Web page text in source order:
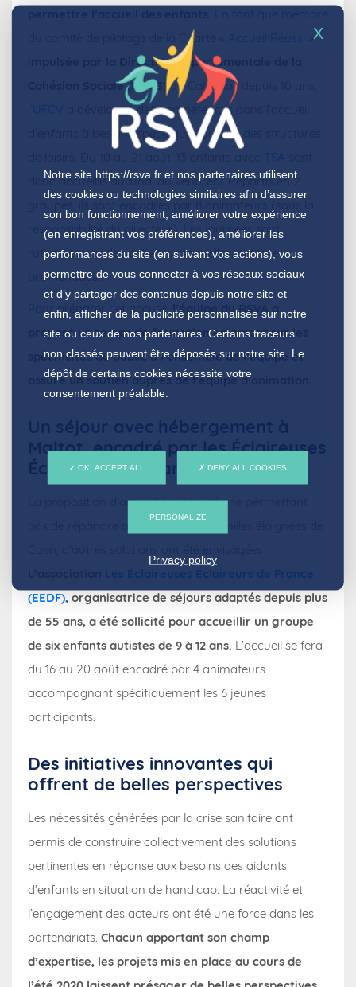
du comité de pilotage de la Charte «
Accueil Réussi
»
impulsée par la Direction Départementale de la
Cohésion Sociale (DDCS)du Calvados depuis 10 ans,
a développé des compétences dans l’accueil
d’enfants à besoins spécifiques au sein des structures
TSA
donc accueillis du lundi au vendredi. Répartis en 2
groupes, ils sont encadrés par 8 animateurs (sous la
responsabilité du directeur). Les journées sont
rythmées par des activités manuelles, petits jeux,
promenades…
Pour préparer cet accueil, l’équipe du RSVA a
proposé un temps de formation en amont sur les
spécificités du public à l’ensemble de l’équipe et
assure un soutien auprès de l’équipe d’animation.
Un séjour avec hébergement à
Maltot, encadré par les Éclaireuses
Éclaireurs de France
La proposition d’accueil à la journée ne permettant
Les Éclaireuses Éclaireurs de France
(EEDF), organisatrice de séjours adaptés depuis plus
de 55 ans, a été sollicité pour accueillir un groupe
de six enfants autistes de 9 à 12 ans. L’accueil se fera
du 16 au 20 août encadré par 4 animateurs
accompagnant spécifiquement les 6 jeunes
participants.
Des initiatives innovantes qui
offrent de belles perspectives
Les nécessités générées par la crise sanitaire ont
permis de construire collectivement des solutions
pertinentes en réponse aux besoins des aidants
d’enfants en situation de handicap. La réactivité et
l’engagement des acteurs ont été une force dans les
partenariats. Chacun apportant son champ
d’expertise, les projets mis en place au cours de
X
Notre site https://rsva.fret nos partenaires utilisent
des cookies ou technologies similaires afin d’assurer
son bon fonctionnement, améliorer votre expérience
(en enregistrant vos préférences), améliorer les
performances du site (en suivant vos actions), vous
permettre de vous connecter à vos réseaux sociaux
et d’y partager des contenus depuis notre site et
enfin, afficher de la publicité personnalisée sur notre
site ou ceux de nos partenaires. Certains traceurs
non classés peuvent être déposés sur notre site. Le
dépôt de certains cookies nécessite votre
consentement préalable.
OK, ACCEPT ALL DENY ALL COOKIES
PERSONALIZE
Privacy policy